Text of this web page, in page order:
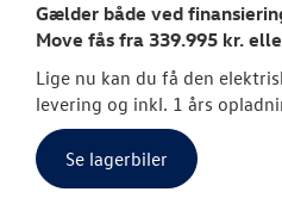
Gælder både ved
Move fås fra 339.995 kr.
Lige nu kan du få den
levering og inkl. 1 års
Se lagerbiler